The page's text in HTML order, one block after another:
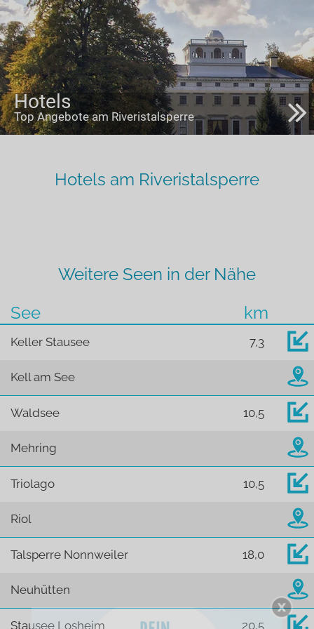
Hotels
Top Angebote am Riveristalsperre
Hotels am Riveristalsperre
Weitere Seen in der Nähe
See
km
Keller Stausee 7,3
Kell am See
Waldsee 10,5
Mehring
Triolago 10,5
Riol
Talsperre Nonnweiler 18,0
Neuhütten
Stausee Losheim 20,5